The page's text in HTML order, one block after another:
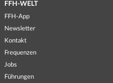
FFH-WELT
FFH-App
Newsletter
Kontakt
Frequenzen
Jobs
Führungen